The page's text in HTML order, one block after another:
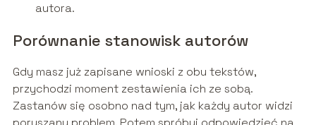
autora.
Porównanie stanowisk autorów
Gdy masz już zapisane wnioski z obu tekstów,
przychodzi moment zestawienia ich ze sobą.
Zastanów się osobno nad tym, jak każdy autor widzi